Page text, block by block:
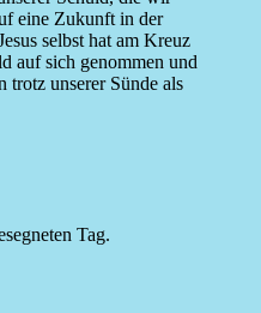
eine Zukunft in der
selbst hat am Kreuz
auf sich genommen und
trotz unserer Sünde als
Tag.